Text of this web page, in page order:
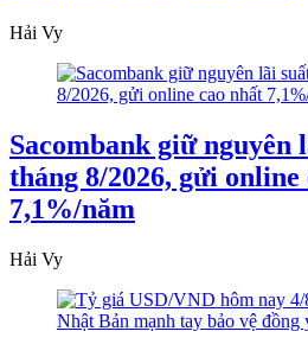
Hải Vy
Sacombank giữ nguyên
tháng 8/2026, gửi online
7,1%/năm
Hải Vy